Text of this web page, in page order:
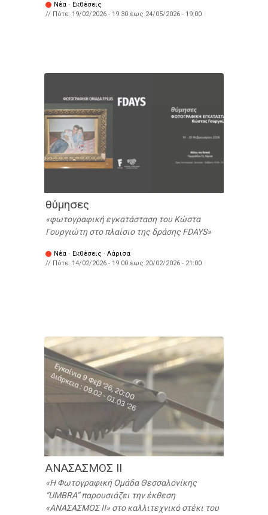
Νέα · Εκθέσεις
// Πότε: 19/02/2026 - 19:30 έως 24/05/2026 - 19:00
θύμησες
φωτογραφική εγκατάσταση του Κώστα
Γουργιώτη στο πλαίσιο της δράσης FDAYS
Νέα · Εκθέσεις · Λάρισα
// Πότε: 14/02/2026 - 19:00 έως 20/02/2026 - 21:00
ΑΝΑΣΑΣΜΟΣ ΙΙ
Η Φωτογραφική Ομάδα Θεσσαλονίκης
“UMBRA” παρουσιάζει την έκθεση
«ΑΝΑΣΑΣΜΟΣ ΙΙ» στο καλλιτεχνικό στέκι του